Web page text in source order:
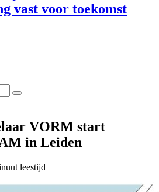
vast voor toekomst
VORM start
in Leiden
leestijd